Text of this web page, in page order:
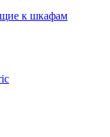
к шкафам